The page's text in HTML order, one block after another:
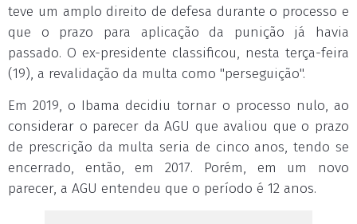
teve um amplo direito de defesa durante o processo e
que o prazo para aplicação da punição já havia
passado. O ex-presidente classificou, nesta terça-feira
(19), a revalidação da multa como "perseguição".
Em 2019, o Ibama decidiu tornar o processo nulo, ao
considerar o parecer da AGU que avaliou que o prazo
de prescrição da multa seria de cinco anos, tendo se
encerrado, então, em 2017. Porém, em um novo
parecer, a AGU entendeu que o período é 12 anos.